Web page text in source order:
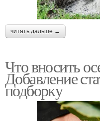
читать дальше →
Что вносить
Добавление
подборку